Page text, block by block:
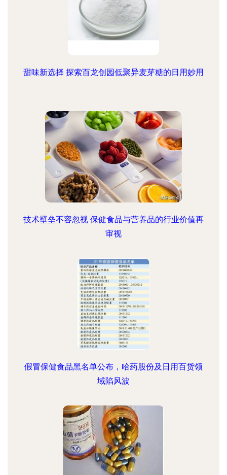
甜味新选择 探索百龙创园低聚异麦芽糖的日用妙用
技术壁垒不容忽视 保健食品与营养品的行业价值再
审视
假冒保健食品黑名单公布，哈药股份及日用百货领
域陷风波